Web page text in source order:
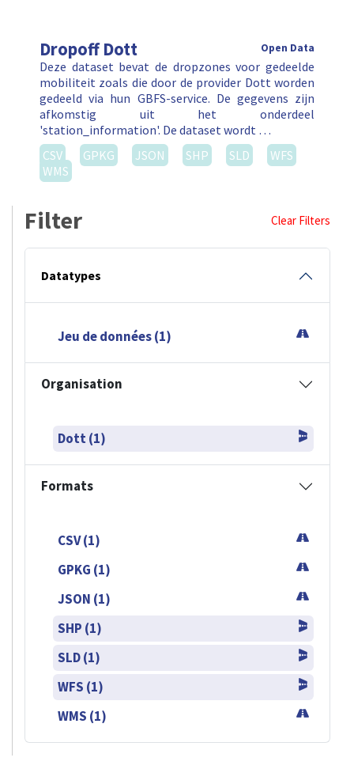
Dropoff Dott Open Data
Deze dataset bevat de dropzones voor gedeelde
mobiliteit zoals die door de provider Dott worden
gedeeld via hun GBFS-service. De gegevens zijn
afkomstig uit het onderdeel
'station_information'. De dataset wordt …
CSV
GPKG JSON SHP SLD
WFS
WMS
Filter Clear Filters
Datatypes
Jeu de données (1)
Organisation
Dott (1)
Formats
CSV (1)
GPKG (1)
JSON (1)
SHP (1)
SLD (1)
WFS (1)
WMS (1)